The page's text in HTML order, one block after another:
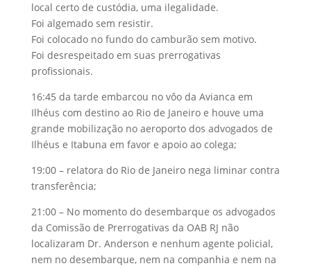
local certo de custódia, uma ilegalidade.
Foi algemado sem resistir.
Foi colocado no fundo do camburão sem motivo.
Foi desrespeitado em suas prerrogativas
profissionais.
16:45 da tarde embarcou no vôo da Avianca em
Ilhéus com destino ao Rio de Janeiro e houve uma
grande mobilização no aeroporto dos advogados de
Ilhéus e Itabuna em favor e apoio ao colega;
19:00 – relatora do Rio de Janeiro nega liminar contra
transferência;
21:00 – No momento do desembarque os advogados
da Comissão de Prerrogativas da OAB RJ não
localizaram Dr. Anderson e nenhum agente policial,
nem no desembarque, nem na companhia e nem na